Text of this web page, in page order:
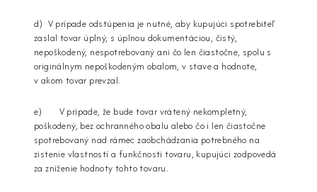
d) V prípade odstúpenia je nutné, aby kupujúci spotrebiteľ
zaslal tovar úplný, s úplnou dokumentáciou, čistý,
nepoškodený, nespotrebovaný ani čo len čiastočne, spolu s
originálnym nepoškodeným obalom, v stave a hodnote,
v akom tovar prevzal.
e) V prípade, že bude tovar vrátený nekompletný,
poškodený, bez ochranného obalu alebo čo i len čiastočne
spotrebovaný nad rámec zaobchádzania potrebného na
zistenie vlastností a funkčnosti tovaru, kupujúci zodpovedá
za zníženie hodnoty tohto tovaru.